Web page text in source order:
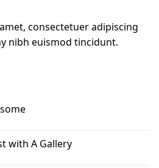
consectetuer adipiscing
nibh euismod tincidunt.
with A Gallery